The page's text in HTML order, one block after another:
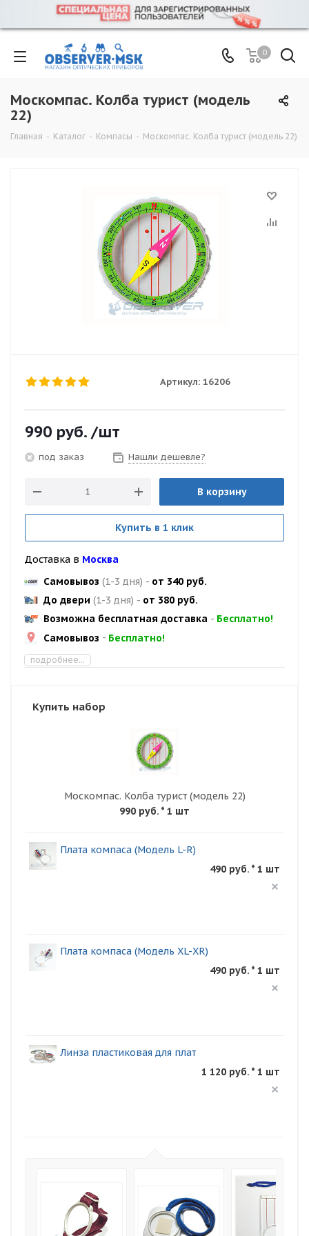
0
Москомпас. Колба турист (модель
22)
Главная - Каталог - Компасы - Москомпас. Колба турист (модель 22)
Артикул: 16206
990 руб. /шт
под заказ Нашли дешевле?
В корзину
Купить в 1 клик
Доставка в Москва
Самовывоз (1-3 дня) - от 340 руб.
До двери (1-3 дня) - от 380 руб.
Возможна бесплатная доставка - Бесплатно!
Самовывоз - Бесплатно!
подробнее...
Купить набор
Москомпас. Колба турист (модель 22)
990 руб. * 1 шт
Плата компаса (Модель L-R)
490 руб. * 1 шт
Плата компаса (Модель XL-XR)
490 руб. * 1 шт
Линза пластиковая для плат
1 120 руб. * 1 шт